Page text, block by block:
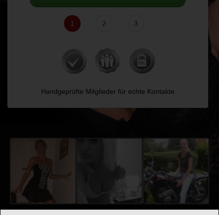
1 2 3
Handgeprüfte Mitglieder für echte Kontakte